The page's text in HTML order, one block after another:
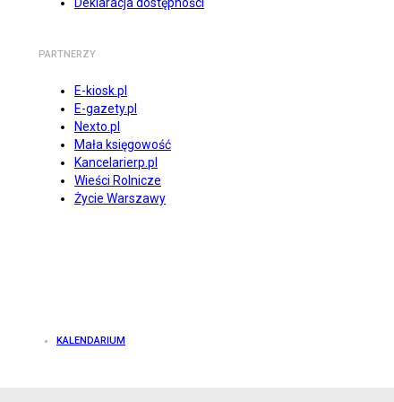
PARTNERZY
E-kiosk.pl
E-gazety.pl
Nexto.pl
Mała księgowość
Kancelarierp.pl
Wieści Rolnicze
Życie Warszawy
KALENDARIUM